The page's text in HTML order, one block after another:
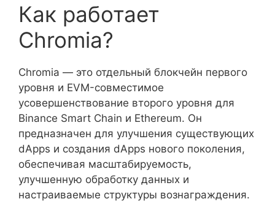
Как работает
Chromia?
Chromia — это отдельный блокчейн первого
уровня и EVM-совместимое
усовершенствование второго уровня для
Binance Smart Chain и Ethereum. Он
предназначен для улучшения существующих
dApps и создания dApps нового поколения,
обеспечивая масштабируемость,
улучшенную обработку данных и
настраиваемые структуры вознаграждения.